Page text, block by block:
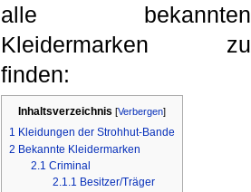
alle bekannten
Kleidermarken zu
finden:
Inhaltsverzeichnis [Verbergen]
1 Kleidungen der Strohhut-Bande
2 Bekannte Kleidermarken
2.1 Criminal
2.1.1 Besitzer/Träger